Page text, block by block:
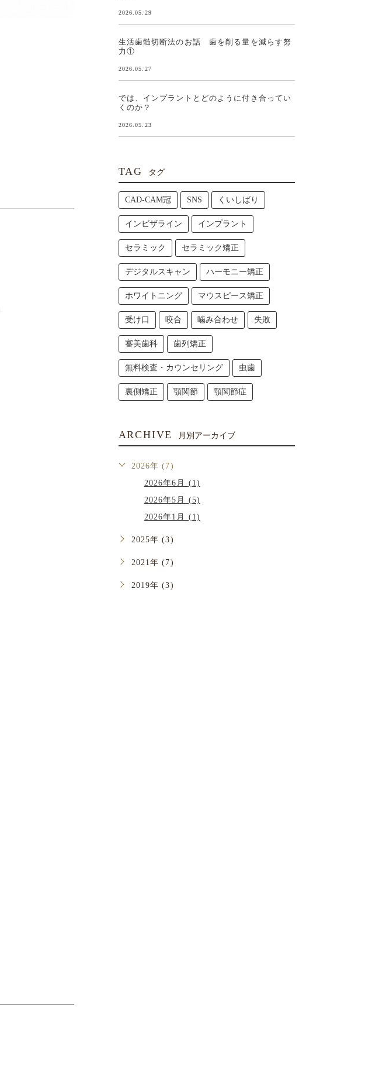
2026.05.29
生活歯髄切断法のお話 歯を削る量を減らす努
力①
2026.05.27
では、インプラントとどのように付き合ってい
くのか？
2026.05.23
TAG タグ
CAD-CAM冠 SNS くいしばり
インビザライン インプラント
セラミック セラミック矯正
デジタルスキャン ハーモニー矯正
ホワイトニング マウスピース矯正
受け口 咬合 噛み合わせ 失敗
審美歯科 歯列矯正
無料検査・カウンセリング 虫歯
裏側矯正 顎関節 顎関節症
ARCHIVE 月別アーカイブ
2026年 (7)
2026年6月 (1)
2026年5月 (5)
2026年1月 (1)
2025年 (3)
2021年 (7)
2019年 (3)